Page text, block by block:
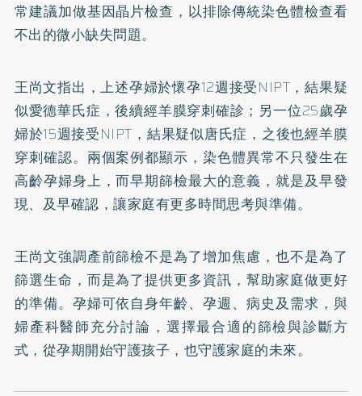
常建議加做基因晶片檢查，以排除傳統染色體檢查看
不出的微小缺失問題。
王尚文指出，上述孕婦於懷孕12週接受NIPT，結果疑
似愛德華氏症，後續經羊膜穿刺確診；另一位25歲孕
婦於15週接受NIPT，結果疑似唐氏症，之後也經羊膜
穿刺確認。兩個案例都顯示，染色體異常不只發生在
高齡孕婦身上，而早期篩檢最大的意義，就是及早發
現、及早確認，讓家庭有更多時間思考與準備。
王尚文強調產前篩檢不是為了增加焦慮，也不是為了
篩選生命，而是為了提供更多資訊，幫助家庭做更好
的準備。孕婦可依自身年齡、孕週、病史及需求，與
婦產科醫師充分討論，選擇最合適的篩檢與診斷方
式，從孕期開始守護孩子，也守護家庭的未來。